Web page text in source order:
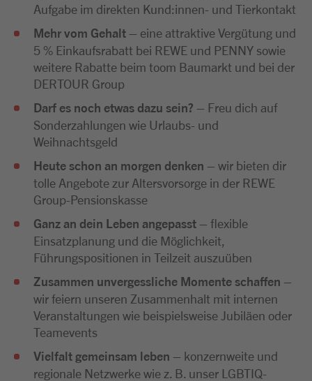
Aufgabe im direkten Kund:innen- und Tierkontakt
Mehr vom Gehalt – eine attraktive Vergütung und
5 % Einkaufsrabatt bei REWE und PENNY sowie
weitere Rabatte beim toom Baumarkt und bei der
DERTOUR Group
Darf es noch etwas dazu sein? – Freu dich auf
Sonderzahlungen wie Urlaubs- und
Weihnachtsgeld
Heute schon an morgen denken – wir bieten dir
tolle Angebote zur Altersvorsorge in der REWE
Group-Pensionskasse
Ganz an dein Leben angepasst – flexible
Einsatzplanung und die Möglichkeit,
Führungspositionen in Teilzeit auszuüben
Zusammen unvergessliche Momente schaffen –
wir feiern unseren Zusammenhalt mit internen
Veranstaltungen wie beispielsweise Jubiläen oder
Teamevents
Vielfalt gemeinsam leben – konzernweite und
regionale Netzwerke wie z. B. unser LGBTIQ-